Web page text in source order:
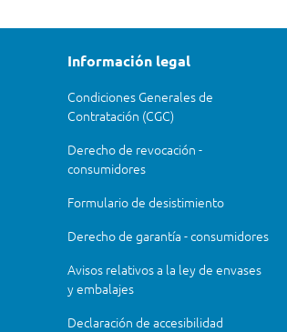
Información legal
Condiciones Generales de
Contratación (CGC)
Derecho de revocación -
consumidores
Formulario de desistimiento
Derecho de garantía - consumidores
Avisos relativos a la ley de envases
y embalajes
Declaración de accesibilidad